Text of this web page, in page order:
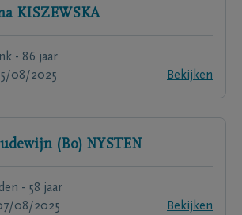
KISZEWSKA
- 86 jaar
08/2025
Bekijken
(Bo) NYSTEN
- 58 jaar
08/2025
Bekijken